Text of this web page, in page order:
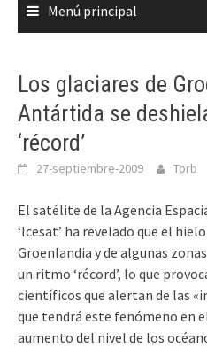
Menú principal
Los glaciares de
Antártida se
‘récord’
27-septiembre-2009 Torb
El satélite de la Agencia
‘Icesat’ ha revelado que el
Groenlandia y de algunas
un ritmo ‘récord’, lo que
científicos que alertan de las
que tendrá este fenómeno en
aumento del nivel de los